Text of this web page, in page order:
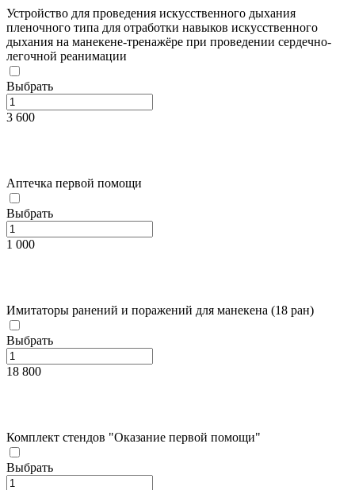
Устройство для проведения искусственного дыхания
пленочного типа для отработки навыков искусственного
дыхания на манекене-тренажёре при проведении сердечно-
легочной реанимации
Выбрать
3 600
Аптечка первой помощи
Выбрать
1 000
Имитаторы ранений и поражений для манекена (18 ран)
Выбрать
18 800
Комплект стендов "Оказание первой помощи"
Выбрать